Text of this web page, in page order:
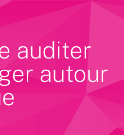
auditer
autour